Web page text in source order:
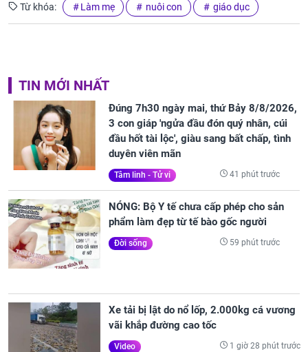
Từ khóa: Làm mẹ nuôi con giáo dục
TIN MỚI NHẤT
Đúng 7h30 ngày mai, thứ Bảy 8/8/2026,
3 con giáp 'ngửa đầu đón quý nhân, cúi
đầu hốt tài lộc', giàu sang bất chấp, tình
duyên viên mãn
Tâm linh - Tử vi 41 phút trước
NÓNG: Bộ Y tế chưa cấp phép cho sản
phẩm làm đẹp từ tế bào gốc người
Đời sống 59 phút trước
Xe tải bị lật do nổ lốp, 2.000kg cá vương
vãi khắp đường cao tốc
Video 1 giờ 28 phút trước